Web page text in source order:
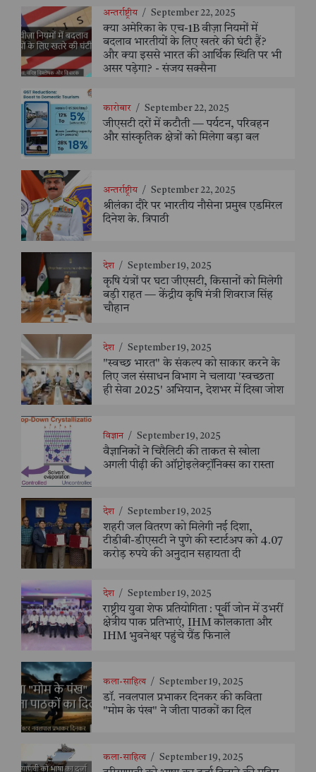
अन्तर्राष्ट्रीय / September 22, 2025
क्या अमेरिका के एच-1B वीज़ा नियमों में
बदलाव भारतीयों के लिए खतरे की घंटी हैं?
और क्या इससे भारत की आर्थिक स्थिति पर भी
असर पड़ेगा? - संजय सक्सैना
कारोबार / September 22, 2025
जीएसटी दरों में कटौती — पर्यटन, परिवहन
और सांस्कृतिक क्षेत्रों को मिलेगा बड़ा बल
अन्तर्राष्ट्रीय / September 22, 2025
श्रीलंका दौरे पर भारतीय नौसेना प्रमुख एडमिरल
दिनेश के. त्रिपाठी
देश / September 19, 2025
कृषि यंत्रों पर घटा जीएसटी, किसानों को मिलेगी
बड़ी राहत — केंद्रीय कृषि मंत्री शिवराज सिंह
चौहान
देश / September 19, 2025
"स्वच्छ भारत" के संकल्प को साकार करने के
लिए जल संसाधन विभाग ने चलाया 'स्वच्छता
ही सेवा 2025' अभियान, देशभर में दिखा जोश
विज्ञान / September 19, 2025
वैज्ञानिकों ने चिरैलिटी की ताकत से खोला
अगली पीढ़ी की ऑप्टोइलेक्ट्रॉनिक्स का रास्ता
देश / September 19, 2025
शहरी जल वितरण को मिलेगी नई दिशा,
टीडीबी-डीएसटी ने पुणे की स्टार्टअप को 4.07
करोड़ रुपये की अनुदान सहायता दी
देश / September 19, 2025
राष्ट्रीय युवा शेफ प्रतियोगिता : पूर्वी जोन में उभरीं
क्षेत्रीय पाक प्रतिभाएं, IHM कोलकाता और
IHM भुवनेश्वर पहुंचे ग्रैंड फिनाले
कला-साहित्य / September 19, 2025
डॉ. नवलपाल प्रभाकर दिनकर की कविता
"मोम के पंख" ने जीता पाठकों का दिल
कला-साहित्य / September 19, 2025